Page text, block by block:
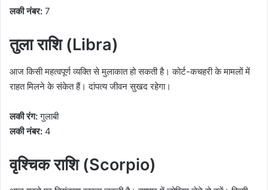
लकी नंबर: 7
तुला राशि (Libra)
आज किसी महत्वपूर्ण व्यक्ति से मुलाकात हो सकती है। कोर्ट-कचहरी के मामलों में
राहत मिलने के संकेत हैं। दांपत्य जीवन सुखद रहेगा।
लकी रंग:गुलाबी
लकी नंबर: 4
वृश्चिक राशि (Scorpio)